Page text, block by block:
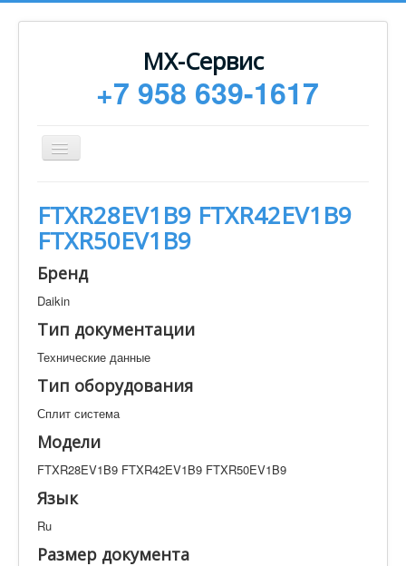
МХ-Сервис
+7 958 639-1617
Toggle
Navigation
Монтаж
Сервисное обслуживание
Техническая документация
Контакты
Техническая документация
FTXR28EV1B9 FTXR42EV1B9 FTXR50EV1B9
Искать
Производитель
FTXR28EV1B9 FTXR42EV1B9
FTXR50EV1B9
Бренд
Daikin
Тип документации
Технические данные
Тип оборудования
Сплит система
Модели
FTXR28EV1B9 FTXR42EV1B9 FTXR50EV1B9
Язык
Ru
Размер документа